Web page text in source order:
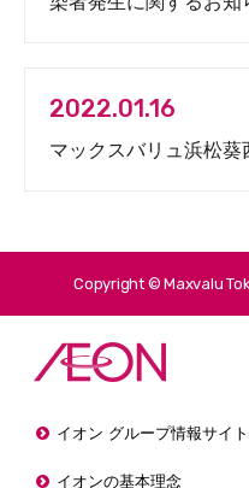
2022.01.16
マックスバリュ浜松
Copyright © Maxvalu
イオン グループ情報サイト
イオンの基本理念